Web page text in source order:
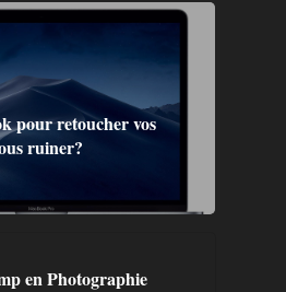
pour retoucher vos
ruiner?
en Photographie